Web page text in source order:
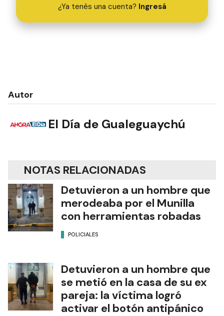
¿Ya tenés una cuenta? Ingresá
Autor
El Día de Gualeguaychú
NOTAS RELACIONADAS
Detuvieron a un hombre que
merodeaba por el Munilla
con herramientas robadas
POLICIALES
Detuvieron a un hombre que
se metió en la casa de su ex
pareja: la víctima logró
activar el botón antipánico